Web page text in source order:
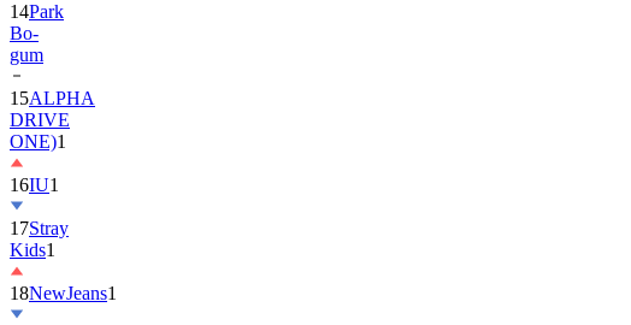
14Park
Bo-
gum
15ALPHA
DRIVE
ONE)1
16IU1
17Stray
Kids1
18NewJeans1